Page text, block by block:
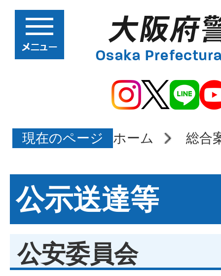
現在のページ ホーム 総合
公示送達等
公安委員会